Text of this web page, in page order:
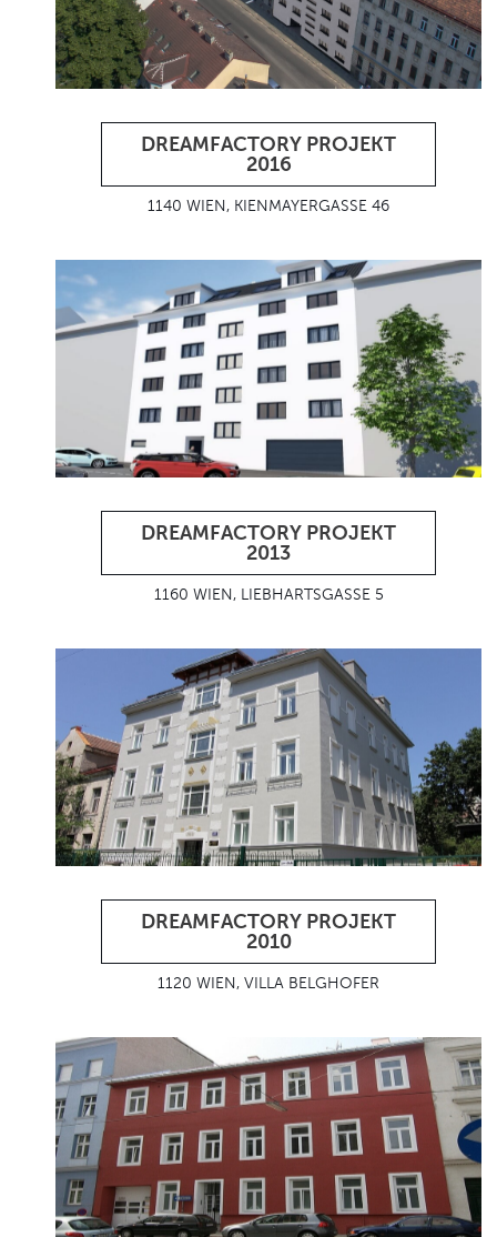
DREAMFACTORY PROJEKT
2016
1140 WIEN, KIENMAYERGASSE 46
DREAMFACTORY PROJEKT
2013
1160 WIEN, LIEBHARTSGASSE 5
DREAMFACTORY PROJEKT
2010
1120 WIEN, VILLA BELGHOFER